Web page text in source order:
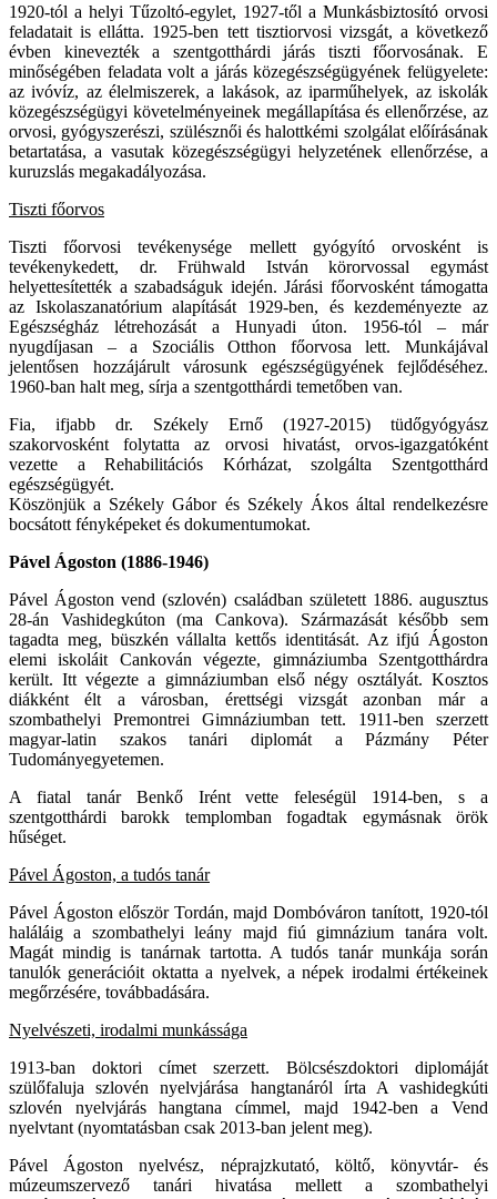
1920-tól a helyi Tűzoltó-egylet, 1927-től a Munkásbiztosító orvosi
feladatait is ellátta. 1925-ben tett tisztiorvosi vizsgát, a következő
évben kinevezték a szentgotthárdi járás tiszti főorvosának. E
minőségében feladata volt a járás közegészségügyének felügyelete:
az ivóvíz, az élelmiszerek, a lakások, az iparműhelyek, az iskolák
közegészségügyi követelményeinek megállapítása és ellenőrzése, az
orvosi, gyógyszerészi, szülésznői és halottkémi szolgálat előírásának
betartatása, a vasutak közegészségügyi helyzetének ellenőrzése, a
kuruzslás megakadályozása.
Tiszti főorvos
Tiszti főorvosi tevékenysége mellett gyógyító orvosként is
tevékenykedett, dr. Frühwald István körorvossal egymást
helyettesítették a szabadságuk idején. Járási főorvosként támogatta
az Iskolaszanatórium alapítását 1929-ben, és kezdeményezte az
Egészségház létrehozását a Hunyadi úton. 1956-tól – már
nyugdíjasan – a Szociális Otthon főorvosa lett. Munkájával
jelentősen hozzájárult városunk egészségügyének fejlődéséhez.
1960-ban halt meg, sírja a szentgotthárdi temetőben van.
Fia, ifjabb dr. Székely Ernő (1927-2015) tüdőgyógyász
szakorvosként folytatta az orvosi hivatást, orvos-igazgatóként
vezette a Rehabilitációs Kórházat, szolgálta Szentgotthárd
egészségügyét.
Köszönjük a Székely Gábor és Székely Ákos által rendelkezésre
bocsátott fényképeket és dokumentumokat.
Pável Ágoston (1886-1946)
Pável Ágoston vend (szlovén) családban született 1886. augusztus
28-án Vashidegkúton (ma Cankova). Származását később sem
tagadta meg, büszkén vállalta kettős identitását. Az ifjú Ágoston
elemi iskoláit Cankován végezte, gimnáziumba Szentgotthárdra
került. Itt végezte a gimnáziumban első négy osztályát. Kosztos
diákként élt a városban, érettségi vizsgát azonban már a
szombathelyi Premontrei Gimnáziumban tett. 1911-ben szerzett
magyar-latin szakos tanári diplomát a Pázmány Péter
Tudományegyetemen.
A fiatal tanár Benkő Irént vette feleségül 1914-ben, s a
szentgotthárdi barokk templomban fogadtak egymásnak örök
hűséget.
Pável Ágoston, a tudós tanár
Pável Ágoston először Tordán, majd Dombóváron tanított, 1920-tól
haláláig a szombathelyi leány majd fiú gimnázium tanára volt.
Magát mindig is tanárnak tartotta. A tudós tanár munkája során
tanulók generációit oktatta a nyelvek, a népek irodalmi értékeinek
megőrzésére, továbbadására.
Nyelvészeti, irodalmi munkássága
1913-ban doktori címet szerzett. Bölcsészdoktori diplomáját
szülőfaluja szlovén nyelvjárása hangtanáról írta A vashidegkúti
szlovén nyelvjárás hangtana címmel, majd 1942-ben a Vend
nyelvtant (nyomtatásban csak 2013-ban jelent meg).
Pável Ágoston nyelvész, néprajzkutató, költő, könyvtár- és
múzeumszervező tanári hivatása mellett a szombathelyi